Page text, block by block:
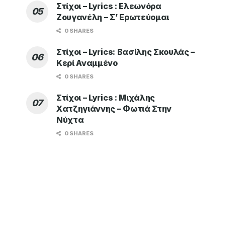
Στίχοι – Lyrics : Ελεωνόρα
Ζουγανέλη – Σ’ Ερωτεύομαι
0 SHARES
Στίχοι – Lyrics: Βασίλης Σκουλάς –
Κερί Αναμμένο
0 SHARES
Στίχοι – Lyrics : Μιχάλης
Χατζηγιάννης – Φωτιά Στην
Νύχτα
0 SHARES